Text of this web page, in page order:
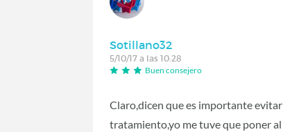
Sotillano32
5/10/17 a las 10:28
Buen consejero
Claro,dicen que es importante
tratamiento,yo me tuve que poner